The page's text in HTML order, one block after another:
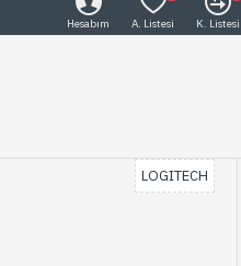
Hesabım A. Listesi K. Listesi
LOGITECH